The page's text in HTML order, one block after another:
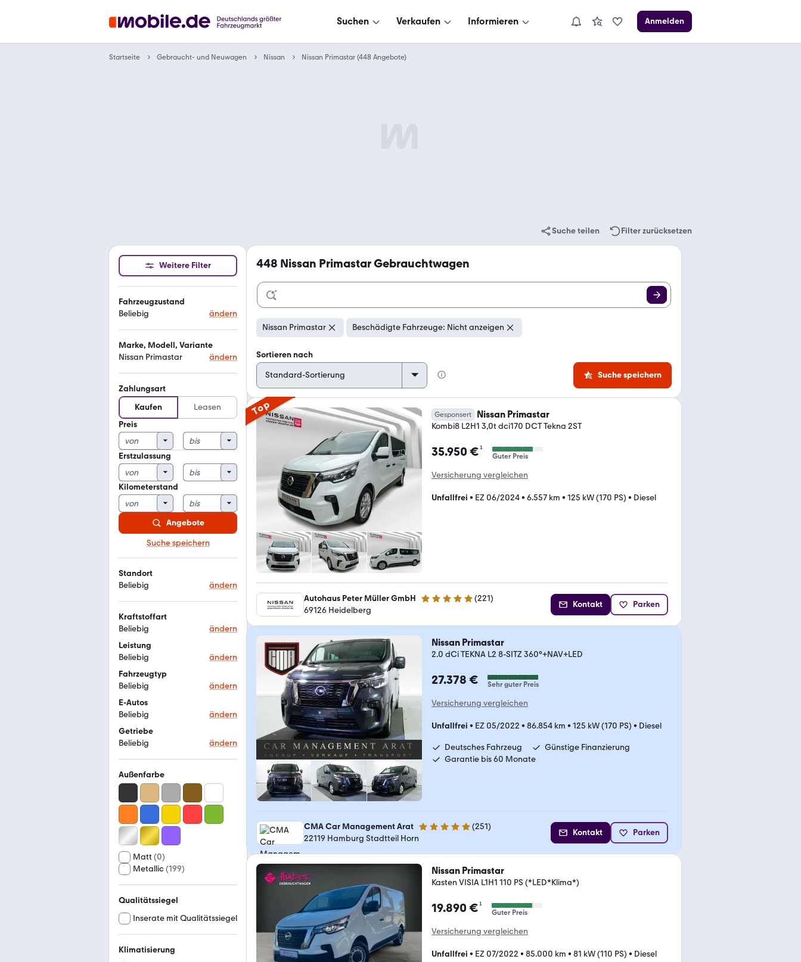
Suchen Verkaufen Informieren Anmelden
Startseite Gebraucht- und Neuwagen Nissan Nissan Primastar (448 Angebote)
Suche teilen Filter zurücksetzen
Weitere Filter
Fahrzeugzustand
Beliebig
ändern
Marke, Modell, Variante
Nissan Primastar
ändern
Zahlungsart
Kaufen
Leasen
Preis
Erstzulassung
Kilometerstand
Angebote
Suche speichern
Standort
Beliebig
ändern
Kraftstoffart
Beliebig
ändern
Leistung
Beliebig
ändern
Fahrzeugtyp
Beliebig
ändern
E-Autos
Beliebig
ändern
Getriebe
Beliebig
ändern
Außenfarbe
Matt (0)
Metallic(199)
Qualitätssiegel
Inserate mit Qualitätssiegel
Klimatisierung
448 Nissan Primastar Gebrauchtwagen
Nissan Primastar Beschädigte Fahrzeuge: Nicht anzeigen
Sortieren nach
Suche speichern
Top Gesponsert Nissan Primastar
Kombi8 L2H1 3,0t dci170 DCT Tekna 2ST
35.950 €¹
Guter Preis
Versicherung vergleichen
Unfallfrei • EZ 06/2024• 6.557 km • 125 kW (170 PS) • Diesel
Autohaus Peter Müller GmbH 5 Sterne (221)
69126 Heidelberg
Kontakt Parken
Nissan Primastar
2.0 dCi TEKNA L2 8-SITZ 360°+NAV+LED
27.378 € Sehr guter Preis
Versicherung vergleichen
Unfallfrei • EZ 05/2022 • 86.854 km • 125 kW (170 PS) • Diesel
Deutsches Fahrzeug
Günstige Finanzierung
Garantie bis 60 Monate
CMA Car Management Arat 4.9 Sterne (251)
22119 Hamburg Stadtteil Horn
Kontakt Parken
Nissan Primastar
Kasten VISIA L1H1 110 PS (*LED*Klima*)
19.890 €¹
Guter Preis
Versicherung vergleichen
Unfallfrei • EZ 07/2022 • 85.000 km • 81 kW (110 PS) • Diesel